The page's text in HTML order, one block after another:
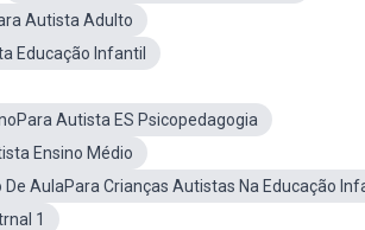
Autista Adulto
Educação Infantil
Autista ES Psicopedagogia
Ensino Médio
De AulaPara Crianças Autistas Na Educação
1